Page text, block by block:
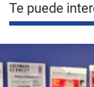
Te puede